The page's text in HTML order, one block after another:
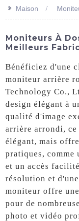
>> Maison
Moniteurs À
Meilleurs
Bénéficiez d'une
moniteur arrière
Technology Co.,
design élégant à
qualité d'image
arrière arrondi, ce
élégant, mais
pratiques, comme
et un accès
résolution et
moniteur offre
pour de
photo et vidéo